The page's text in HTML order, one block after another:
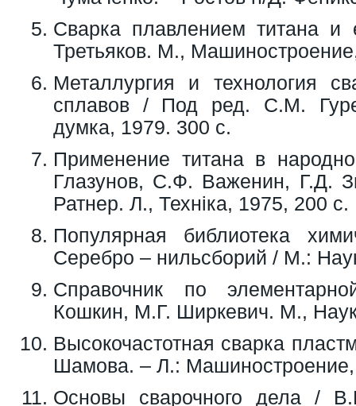
Сварка плавлением титана
Третьяков. М.,
Металлургия и технология
сплавов / Под ред. С.М.
думка, 1979. 300 с.
Применение титана в
Глазунов, С.Ф. Важенин, Г.Д.
Ратнер. Л., Технiка, 1975, 200 с.
Популярная библиотека
Серебро – нильсборий / М.:
Справочник по
Кошкин, М.Г. Ширкевич. М.,
Высокочастотная сварка
Шамова. – Л.: Машиностроение,
Основы сварочного дела /